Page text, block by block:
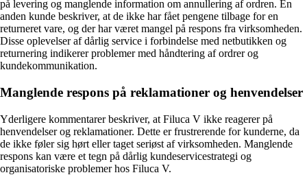
på levering og manglende information om annullering af ordren. En
anden kunde beskriver, at de ikke har fået pengene tilbage for en
returneret vare, og der har været mangel på respons fra virksomheden.
Disse oplevelser af dårlig service i forbindelse med netbutikken og
returnering indikerer problemer med håndtering af ordrer og
kundekommunikation.
Manglende respons på reklamationer og henvendelser
Yderligere kommentarer beskriver, at Filuca V ikke reagerer på
henvendelser og reklamationer. Dette er frustrerende for kunderne, da
de ikke føler sig hørt eller taget seriøst af virksomheden. Manglende
respons kan være et tegn på dårlig kundeservicestrategi og
organisatoriske problemer hos Filuca V.